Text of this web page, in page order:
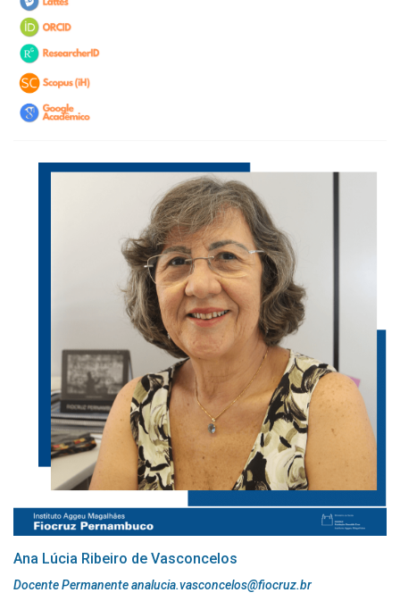
Ana Lúcia Ribeiro de Vasconcelos
Docente Permanente analucia.vasconcelos@fiocruz.br